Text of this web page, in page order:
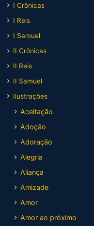
I Crônicas
I Reis
I Samuel
II Crônicas
II Reis
II Samuel
Ilustrações
Aceitação
Adoção
Adoração
Alegria
Aliança
Amizade
Amor
Amor ao próximo